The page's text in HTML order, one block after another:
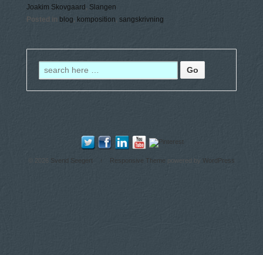
Joakim Skovgaard, Slangen
Posted in blog, komposition, sangskrivning
© 2026 Svend Seegert Responsive Theme powered by WordPress